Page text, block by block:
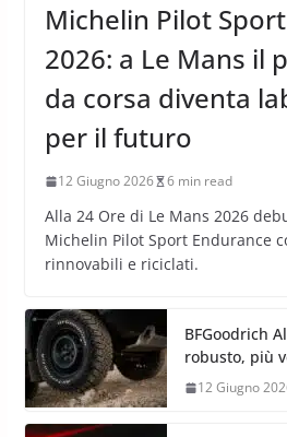
Michelin Pilot
2026: a Le Mans il
da corsa diventa
per il futuro
12 Giugno 2026 6 min read
Alla 24 Ore di Le Mans 2026
Michelin Pilot Sport Endurance
rinnovabili e riciclati.
BFGoodrich
robusto, più
12 Giugno